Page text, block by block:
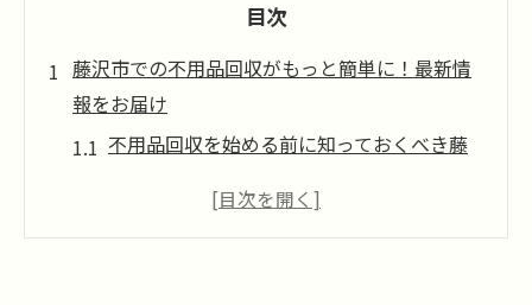
目次
藤沢市での不用品回収がもっと簡単に！最新情
報をお届け
不用品回収を始める前に知っておくべき藤
最新の法律と藤沢市の不用品回収への影響